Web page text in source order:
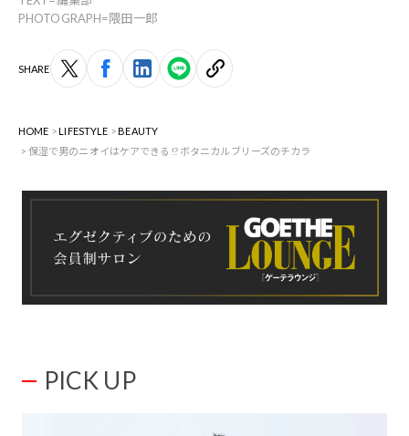
PHOTOGRAPH=隈田一郎
SHARE
HOME LIFESTYLE
BEAUTY
保湿で男のニオイはケアできる!? ボタニカルブリーズのチカラ
PICK UP